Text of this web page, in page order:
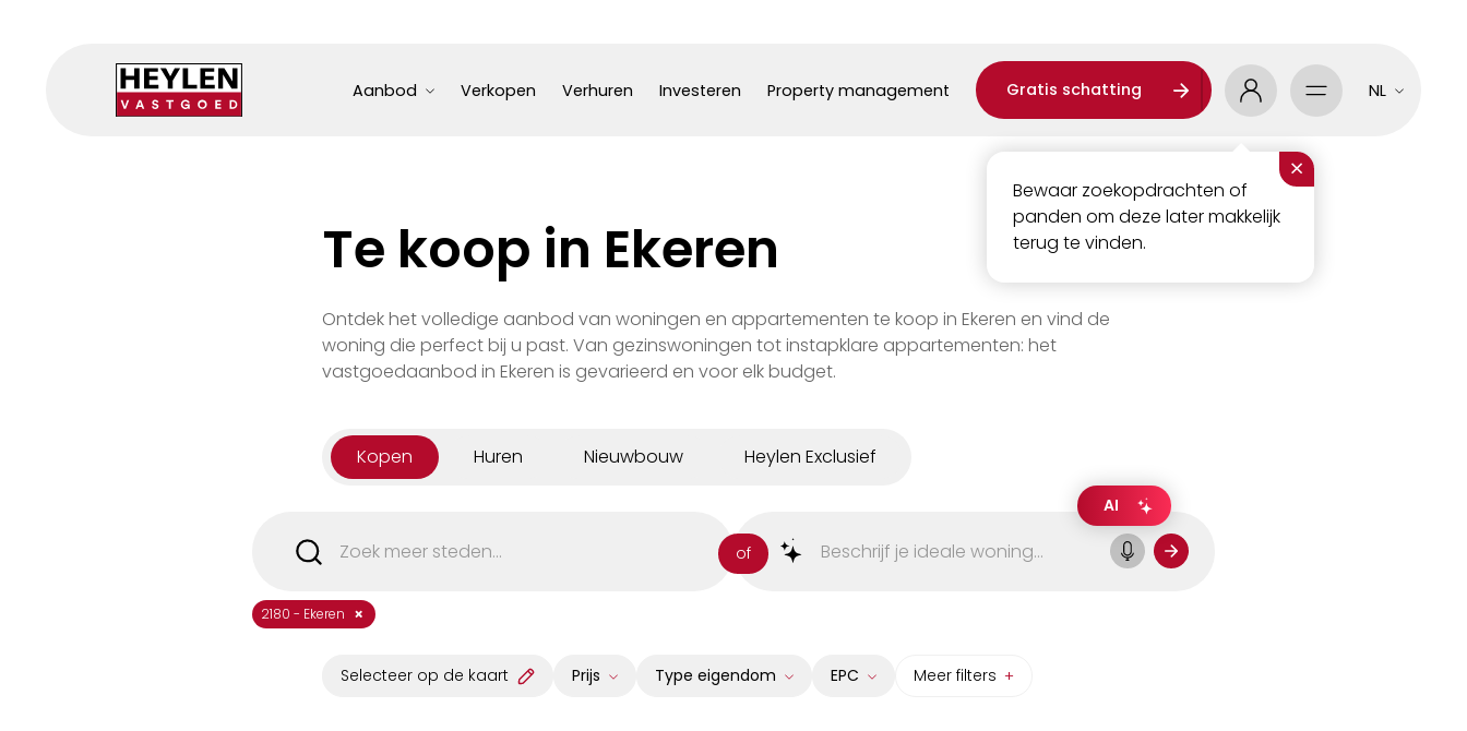
Aanbod Verkopen Verhuren Investeren Property management Gratis schatting
×
Bewaar zoekopdrachten of
panden om deze later makkelijk
terug te vinden.
NL
Te koop in Ekeren
Ontdek het volledige aanbod van woningen en appartementen te koop in Ekeren en vind de
woning die perfect bij u past. Van gezinswoningen tot instapklare appartementen: het
vastgoedaanbod in Ekeren is gevarieerd en voor elk budget.
Kopen Huren Nieuwbouw Heylen Exclusief
2180 - Ekeren ×
of
AI
Selecteer op de kaart Prijs Type eigendom EPC Meer filters